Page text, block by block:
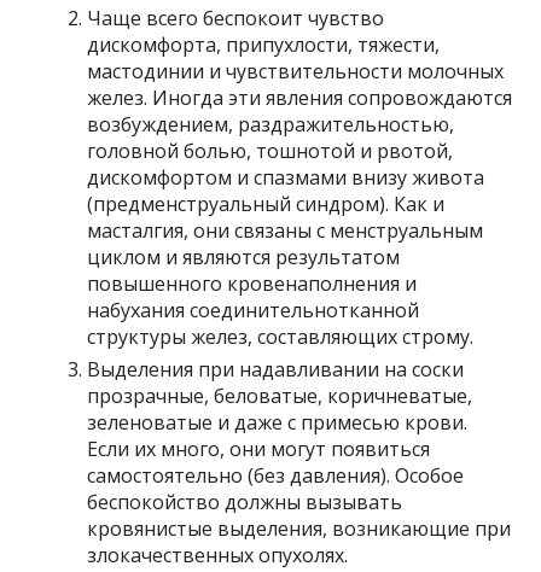
Чаще всего беспокоит чувство
дискомфорта, припухлости, тяжести,
мастодинии и чувствительности молочных
желез. Иногда эти явления сопровождаются
возбуждением, раздражительностью,
головной болью, тошнотой и рвотой,
дискомфортом и спазмами внизу живота
(предменструальный синдром). Как и
масталгия, они связаны с менструальным
циклом и являются результатом
повышенного кровенаполнения и
набухания соединительнотканной
структуры желез, составляющих строму.
Выделения при надавливании на соски
прозрачные, беловатые, коричневатые,
зеленоватые и даже с примесью крови.
Если их много, они могут появиться
самостоятельно (без давления). Особое
беспокойство должны вызывать
кровянистые выделения, возникающие при
злокачественных опухолях.